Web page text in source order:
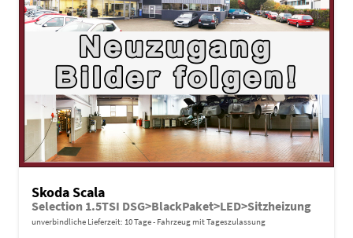
Skoda Scala
Selection 1.5TSI DSG>BlackPaket>LED>Sitzheizung
unverbindliche Lieferzeit: 10 Tage Fahrzeug mit Tageszulassung